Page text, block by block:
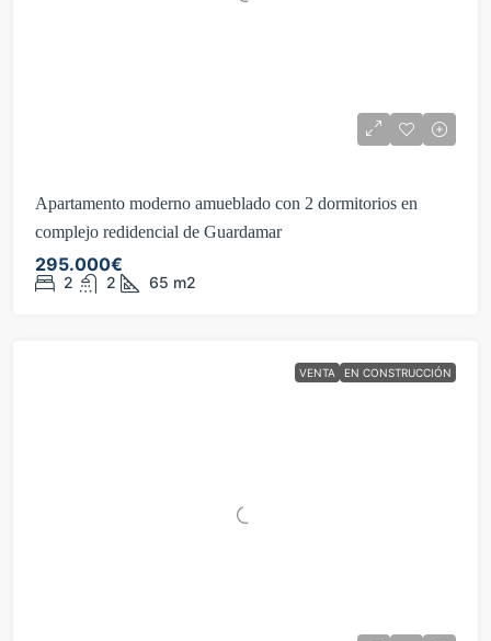
Apartamento moderno amueblado con 2 dormitorios en
complejo redidencial de Guardamar
295.000€
2 2 65 m2
VENTA EN CONSTRUCCIÓN